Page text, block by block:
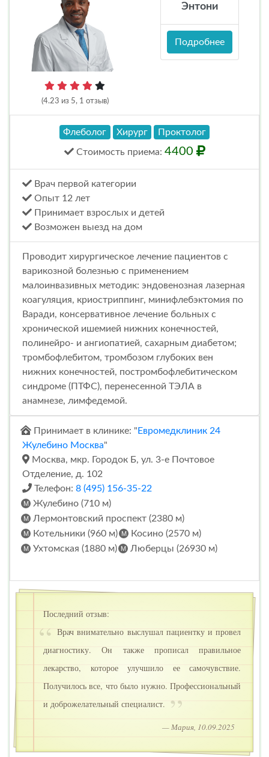
(4.23 из 5, 1 отзыв)
Энтони
Подробнее
Флеболог Хирург Проктолог
Стоимость приема: 4400
Врач первой категории
Опыт 12 лет
Принимает взрослых и детей
Возможен выезд на дом
Проводит хирургическое лечение пациентов с
варикозной болезнью с применением
малоинвазивных методик: эндовенозная лазерная
коагуляция, криостриппинг, минифлебэктомия по
Варади, консервативное лечение больных с
хронической ишемией нижних конечностей,
полинейро- и ангиопатией, сахарным диабетом;
тромбофлебитом, тромбозом глубоких вен
нижних конечностей, постромбофлебитическом
синдроме (ПТФС), перенесенной ТЭЛА в
анамнезе, лимфедемой.
Принимает в клинике: " Евромедклиник 24
Жулебино Москва"
Москва, мкр. Городок Б, ул. 3-е Почтовое
Отделение, д. 102
Телефон: 8 (495) 156-35-22
Жулебино (710 м)
Лермонтовский проспект (2380 м)
Котельники (960 м)
Косино (2570 м)
Ухтомская (1880 м)
Люберцы (26930 м)
Последний отзыв:
Врач внимательно выслушал пациентку и провел
диагностику. Он также прописал правильное
лекарство, которое улучшило ее самочувствие.
Получилось все, что было нужно. Профессиональный
и доброжелательный специалист.
— Мария, 10.09.2025